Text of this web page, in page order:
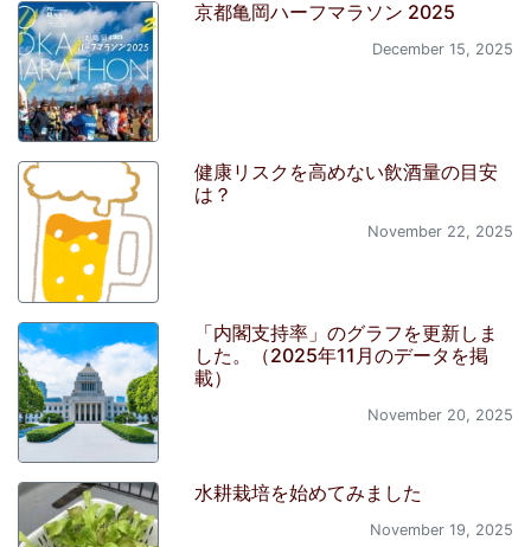
京都亀岡ハーフマラソン 2025
December 15, 2025
健康リスクを高めない飲酒量の目安
は？
November 22, 2025
「内閣支持率」のグラフを更新しま
した。（2025年11月のデータを掲
載）
November 20, 2025
水耕栽培を始めてみました
November 19, 2025